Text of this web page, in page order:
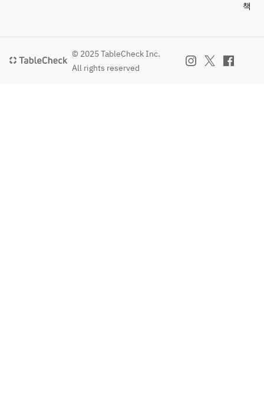
책
© 2025 TableCheck Inc.
All rights reserved